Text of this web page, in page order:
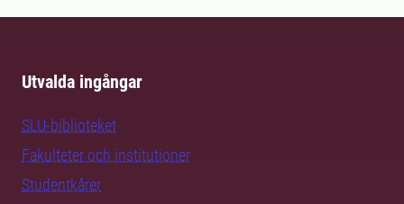
Utvalda ingångar
SLU-biblioteket
Fakulteter och institutioner
Studentkårer